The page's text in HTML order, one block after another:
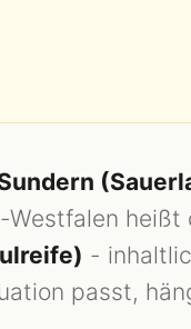
-
passt,